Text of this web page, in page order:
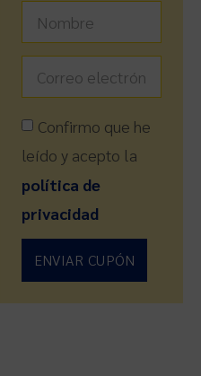
Confirmo que he
leído y acepto la
política de
privacidad
ENVIAR CUPÓN